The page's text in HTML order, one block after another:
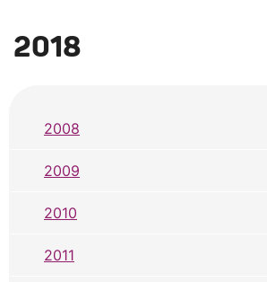
2018
2008
2009
2010
2011